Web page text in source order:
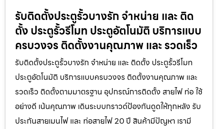
รับติดตั้งประตูรั้วบางรัก จำหน่าย และ ติด
ตั้ง ประตูรั้วรีโมท ประตูอัตโนมัติ บริการแบบ
ครบวงจร ติดตั้งงานคุณภาพ และ รวดเร็ว
รับติดตั้งประตูรั้วบางรัก จำหน่าย และ ติดตั้ง ประตูรั้วรีโมท
ประตูอัตโนมัติ บริการแบบครบวงจร ติดตั้งงานคุณภาพ และ
รวดเร็ว ติดตั้งตามมาตรฐาน อุปกรณ์การติดตั้ง สายไฟ ท่อ ใช้
อย่างดี เน้นคุณภาพ เดินระบบกราวด์ป้องกันดูดให้ทุกหลัง รับ
ประกันสายเมนไฟ และ ท่อสายไฟ 20 ปี สินค้ามีปัญหา เรามี